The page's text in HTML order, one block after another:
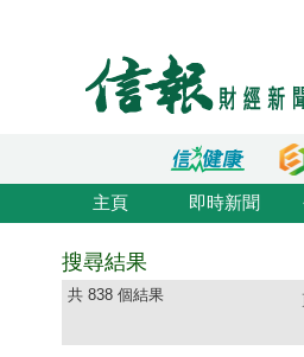
主頁 即時新聞
搜尋結果
共 838 個結果